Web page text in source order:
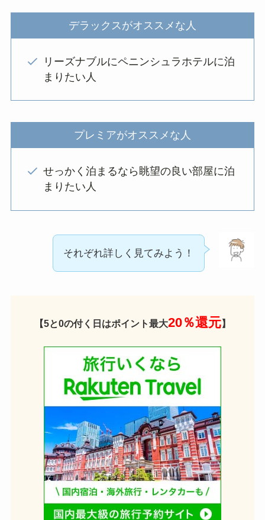
デラックスがオススメな人
リーズナブルにペニンシュラホテルに泊
まりたい人
プレミアがオススメな人
せっかく泊まるなら眺望の良い部屋に泊
まりたい人
それぞれ詳しく見てみよう！
【5と0の付く日はポイント最大20％還元】